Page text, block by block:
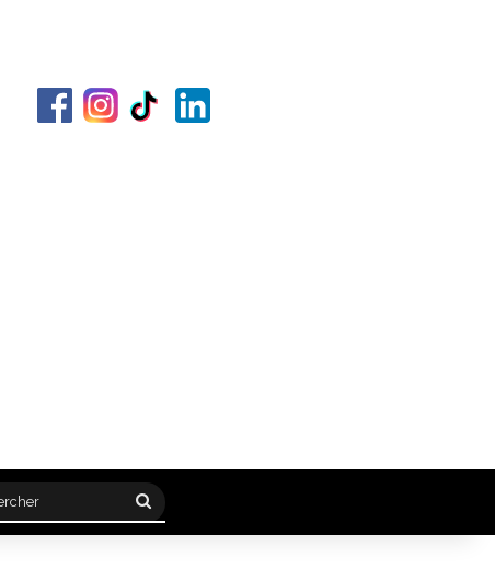
Rechercher